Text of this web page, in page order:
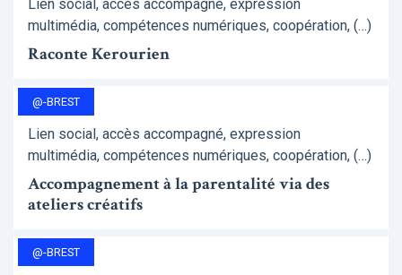
Lien social, accès accompagné, expression
multimédia, compétences numériques, coopération, (…)
Raconte Kerourien
@-BREST
Lien social, accès accompagné, expression
multimédia, compétences numériques, coopération, (…)
Accompagnement à la parentalité via des
ateliers créatifs
@-BREST